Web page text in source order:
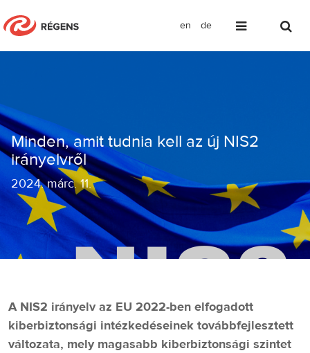
en de
Minden, amit tudnia kell az új NIS2
Minden, amit tudnia kell az új NIS2
irányelvről
2024.márc. 11.
A NIS2 irányelv az EU 2022-ben elfogadott
kiberbiztonsági intézkedéseinek továbbfejlesztett
változata, mely magasabb kiberbiztonsági szintet